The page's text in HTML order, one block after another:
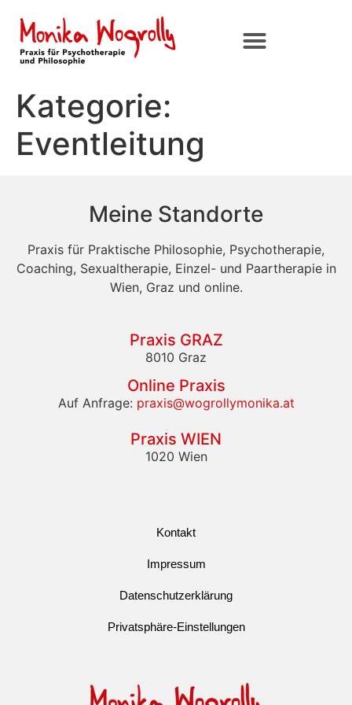
Kategorie:
Eventleitung
Meine Standorte
Praxis für Praktische Philosophie, Psychotherapie,
Coaching, Sexualtherapie, Einzel- und Paartherapie in
Wien, Graz und online.
Praxis GRAZ
8010 Graz
Online Praxis
Auf Anfrage: praxis@wogrollymonika.at
Praxis WIEN
1020 Wien
Kontakt
Impressum
Datenschutzerklärung
Privatsphäre-Einstellungen